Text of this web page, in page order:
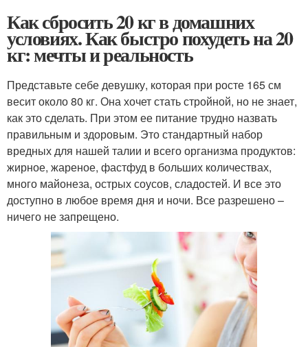
Как сбросить 20 кг в домашних
условиях. Как быстро похудеть на 20
кг: мечты и реальность
Представьте себе девушку, которая при росте 165 см
весит около 80 кг. Она хочет стать стройной, но не знает,
как это сделать. При этом ее питание трудно назвать
правильным и здоровым. Это стандартный набор
вредных для нашей талии и всего организма продуктов:
жирное, жареное, фастфуд в больших количествах,
много майонеза, острых соусов, сладостей. И все это
доступно в любое время дня и ночи. Все разрешено –
ничего не запрещено.